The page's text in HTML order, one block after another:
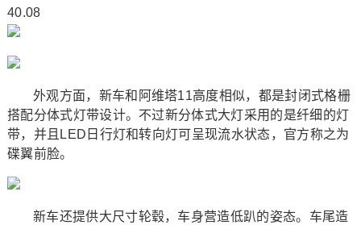
40.08
外观方面，新车和阿维塔11高度相似，都是封闭式格栅
搭配分体式灯带设计。不过新分体式大灯采用的是纤细的灯
带，并且LED日行灯和转向灯可呈现流水状态，官方称之为
碟翼前脸。
新车还提供大尺寸轮毂，车身营造低趴的姿态。车尾造